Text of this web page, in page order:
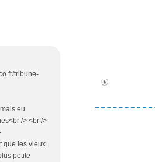
tribune-
eu
/> <br />
que les vieux
petite